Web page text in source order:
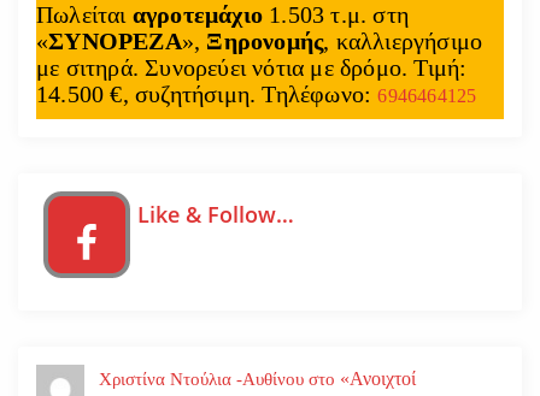
Πωλείται αγροτεμάχιο 1.503 τ.μ. στη
«ΣΥΝΟΡΕΖΑ», Ξηρονομής, καλλιεργήσιμο
με σιτηρά. Συνορεύει νότια με δρόμο. Τιμή:
14.500 €, συζητήσιμη. Τηλέφωνο:6946464125
Like & Follow…
Χριστίνα Ντούλια -Αυθίνου στο «Ανοιχτοί